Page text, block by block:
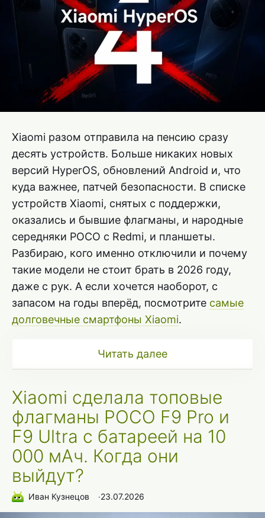
Xiaomi разом отправила на пенсию сразу
десять устройств. Больше никаких новых
версий HyperOS, обновлений Android и, что
куда важнее, патчей безопасности. В списке
устройств Xiaomi, снятых с поддержки,
оказались и бывшие флагманы, и народные
середняки POCO с Redmi, и планшеты.
Разбираю, кого именно отключили и почему
такие модели не стоит брать в 2026 году,
даже с рук. А если хочется наоборот, с
запасом на годы вперёд, посмотрите самые
долговечные смартфоны Xiaomi.
Читать далее
Xiaomi сделала топовые
флагманы POCO F9 Pro и
F9 Ultra с батареей на 10
000 мАч. Когда они
выйдут?
Иван Кузнецов ∙23.07.2026